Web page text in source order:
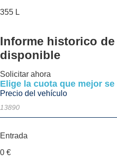
355 L
Informe historico
disponible
Solicitar ahora
Elige la cuota que mejor se
Precio del vehículo
Entrada
0 €